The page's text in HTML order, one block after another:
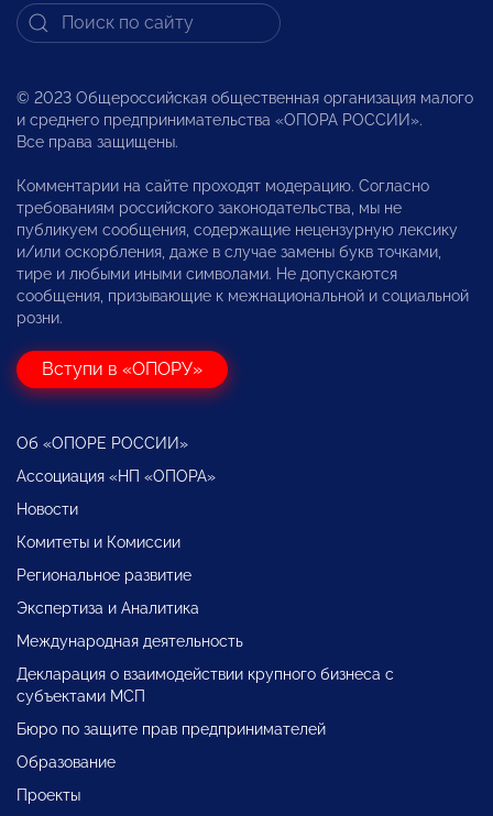
© 2023 Общероссийская общественная организация малого
и среднего предпринимательства «ОПОРА РОССИИ».
Все права защищены.
Комментарии на сайте проходят модерацию. Согласно
требованиям российского законодательства, мы не
публикуем сообщения, содержащие нецензурную лексику
и/или оскорбления, даже в случае замены букв точками,
тире и любыми иными символами. Не допускаются
сообщения, призывающие к межнациональной и социальной
розни.
Вступи в «ОПОРУ»
Об «ОПОРЕ РОССИИ»
Ассоциация «НП «ОПОРА»
Новости
Комитеты и Комиссии
Региональное развитие
Экспертиза и Аналитика
Международная деятельность
Декларация о взаимодействии крупного бизнеса с
субъектами МСП
Бюро по защите прав предпринимателей
Образование
Проекты